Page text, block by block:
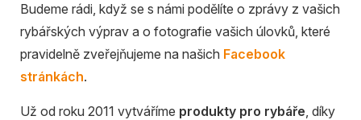
Budeme rádi, když se s námi podělíte o zprávy z vašich
rybářských výprav a o fotografie vašich úlovků, které
pravidelně zveřejňujeme na našich Facebook
stránkách.
Už od roku 2011 vytváříme produkty pro rybáře, díky